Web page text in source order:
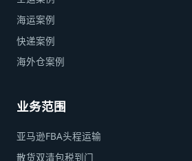
海运案例
快递案例
海外仓案例
业务范围
亚马逊FBA头程运输
散货双清包税到门